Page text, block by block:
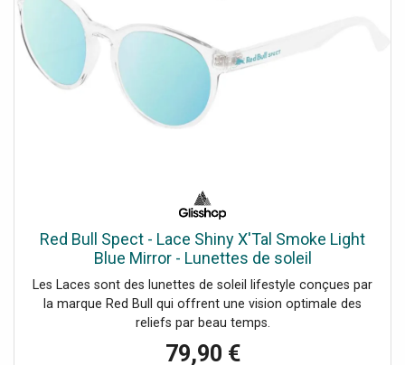
Red Bull Spect - Lace Shiny X'Tal Smoke Light
Blue Mirror - Lunettes de soleil
Les Laces sont des lunettes de soleil lifestyle conçues par
la marque Red Bull qui offrent une vision optimale des
reliefs par beau temps.
79,90 €